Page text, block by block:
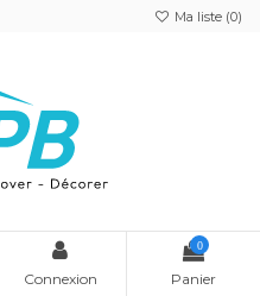
Ma liste (0)
Connexion
0
Panier